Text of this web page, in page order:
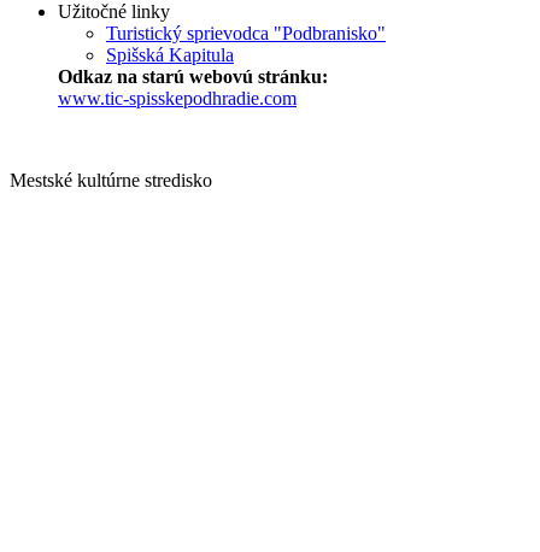
Užitočné linky
Turistický sprievodca "Podbranisko"
Spišská Kapitula
Odkaz na starú webovú stránku:
www.tic-spisskepodhradie.com
Mestské kultúrne stredisko